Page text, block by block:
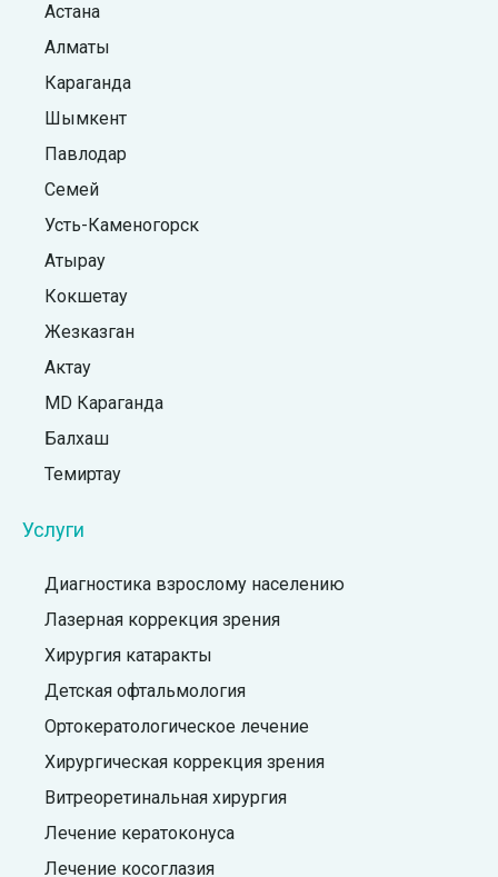
Астана
Алматы
Караганда
Шымкент
Павлодар
Семей
Усть-Каменогорск
Атырау
Кокшетау
Жезказган
Актау
MD Караганда
Балхаш
Темиртау
Услуги
Диагностика взрослому населению
Лазерная коррекция зрения
Хирургия катаракты
Детская офтальмология
Ортокератологическое лечение
Хирургическая коррекция зрения
Витреоретинальная хирургия
Лечение кератоконуса
Лечение косоглазия